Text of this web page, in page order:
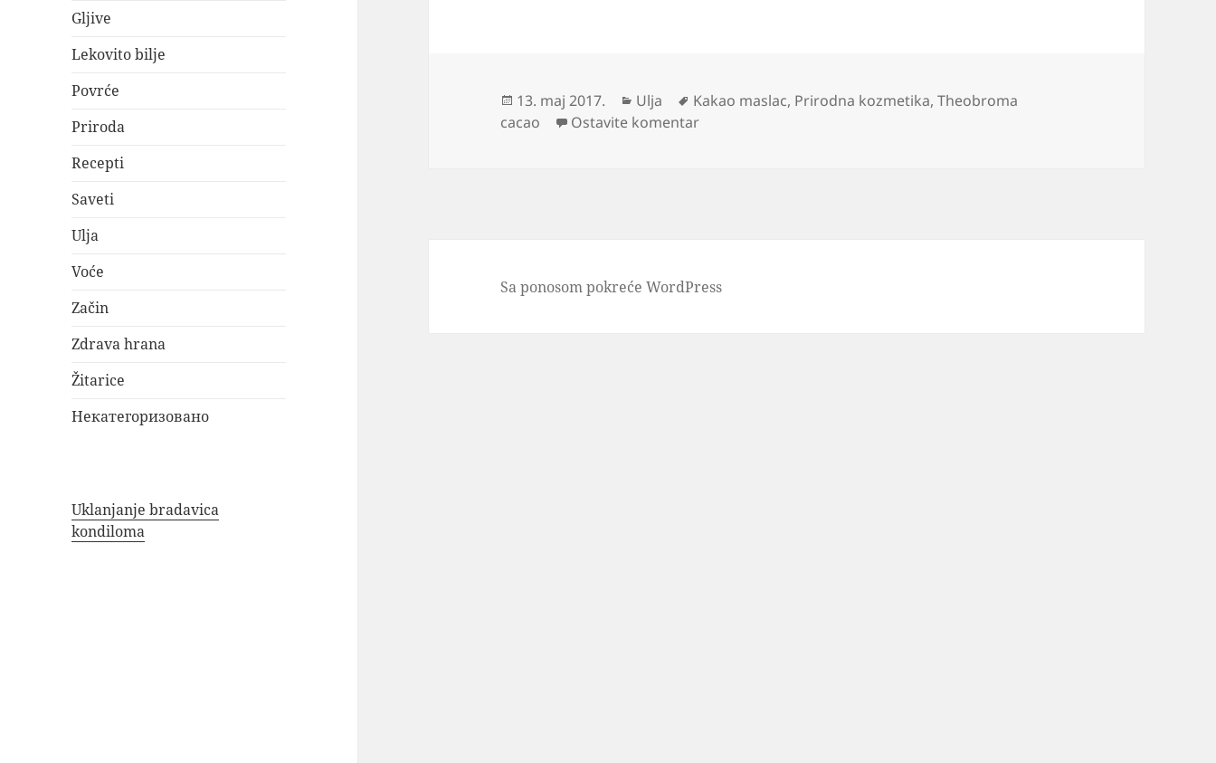
Gljive
Lekovito bilje
Povrće
Priroda
Recepti
Saveti
Ulja
Voće
Začin
Zdrava hrana
Žitarice
Некатегоризовано
Uklanjanje bradavica
kondiloma
Objavljeno
13. maj 2017. Kategorije
Ulja Oznake
Kakao maslac, Prirodna kozmetika,Theobroma
cacao
Ostavite komentarna Kakao buter za lice gde kupiti i cena
Sa ponosom pokreće WordPress